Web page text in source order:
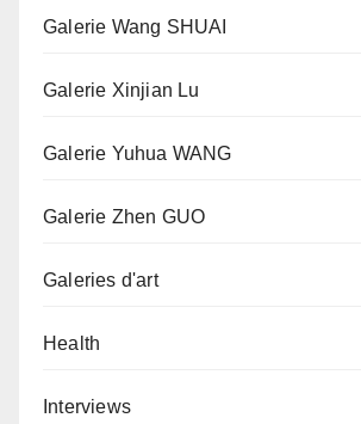
Galerie Wang SHUAI
Galerie Xinjian Lu
Galerie Yuhua WANG
Galerie Zhen GUO
Galeries d'art
Health
Interviews